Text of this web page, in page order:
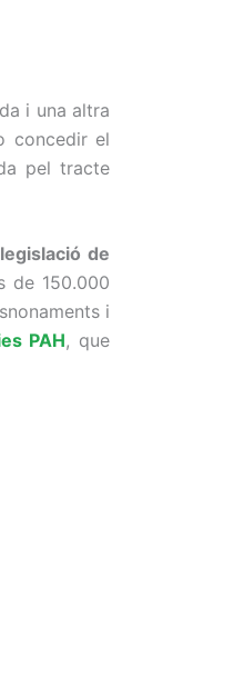
i una altra
concedir el
pel tracte
de
de 150.000
i
PAH, que